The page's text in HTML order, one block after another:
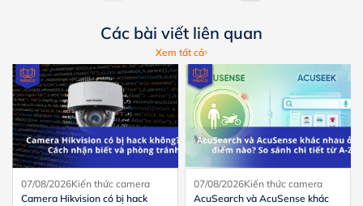
Các bài viết liên quan
Xem tất cả
07/08/2026Kiến thức camera
Camera Hikvision có bị hack
07/08/2026Kiến thức camera
AcuSearch và AcuSense khác